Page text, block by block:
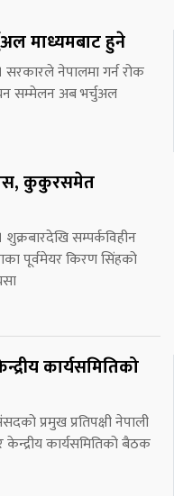
माध्यमबाट हुने
नेपालमा गर्न रोक
सम्मेलन अब भर्चुअल
कुकुरसमेत
सम्पर्कविहीन
पूर्वमेयर किरण सिंहको
कार्यसमितिको
प्रमुख प्रतिपक्षी नेपाली
कार्यसमितिको बैठक